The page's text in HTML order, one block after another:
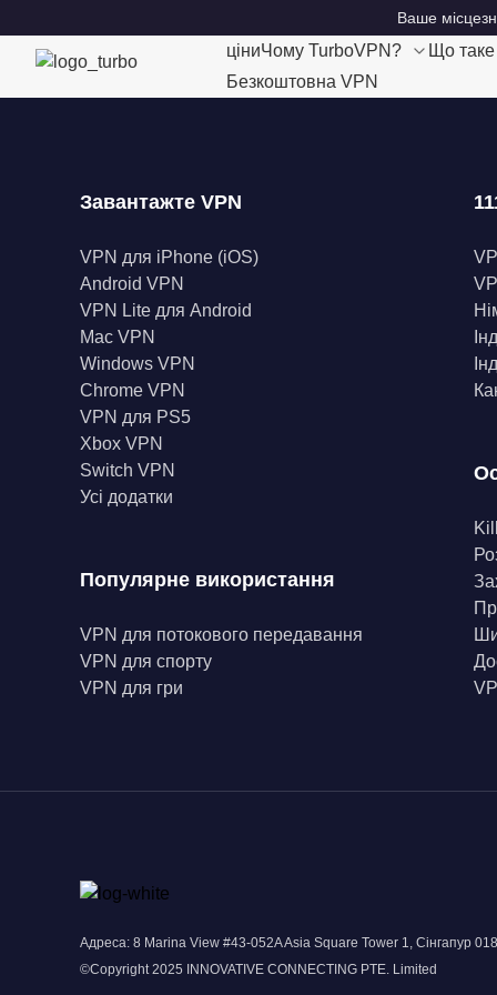
Ваше
ціниЧому TurboVPN?
Що
Безкоштовна VPN
Завантажте VPN
VPN для iPhone (iOS)
Android VPN
VPN Lite для Android
Mac VPN
Windows VPN
Chrome VPN
VPN для PS5
Xbox VPN
Switch VPN
Усі додатки
Популярне використання
VPN для потокового передавання
VPN для спорту
VPN для гри
Адреса: 8 Marina View #43-052A Asia Square Tower 1, Сінгапур
©Copyright 2025 INNOVATIVE CONNECTING PTE. Limited